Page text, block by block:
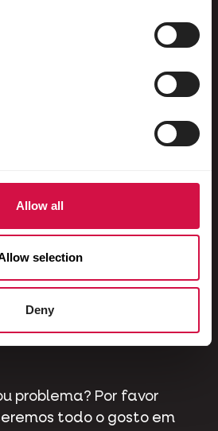
Allow all
selection
Deny
problema? Por favor
todo o gosto em